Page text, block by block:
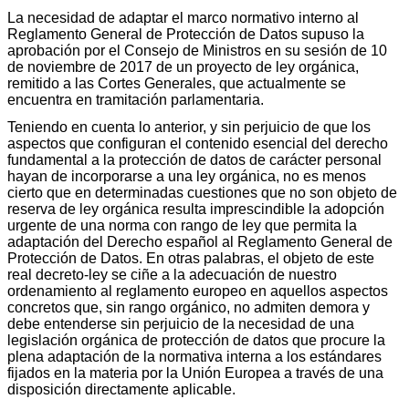
La necesidad de adaptar el marco normativo interno al
Reglamento General de Protección de Datos supuso la
aprobación por el Consejo de Ministros en su sesión de 10
de noviembre de 2017 de un proyecto de ley orgánica,
remitido a las Cortes Generales, que actualmente se
encuentra en tramitación parlamentaria.
Teniendo en cuenta lo anterior, y sin perjuicio de que los
aspectos que configuran el contenido esencial del derecho
fundamental a la protección de datos de carácter personal
hayan de incorporarse a una ley orgánica, no es menos
cierto que en determinadas cuestiones que no son objeto de
reserva de ley orgánica resulta imprescindible la adopción
urgente de una norma con rango de ley que permita la
adaptación del Derecho español al Reglamento General de
Protección de Datos. En otras palabras, el objeto de este
real decreto-ley se ciñe a la adecuación de nuestro
ordenamiento al reglamento europeo en aquellos aspectos
concretos que, sin rango orgánico, no admiten demora y
debe entenderse sin perjuicio de la necesidad de una
legislación orgánica de protección de datos que procure la
plena adaptación de la normativa interna a los estándares
fijados en la materia por la Unión Europea a través de una
disposición directamente aplicable.